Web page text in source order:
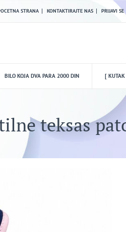
STRANA KONTAKTIRAJTE NAS PRIJAVI SE
BILO KOJA DVA PARA 2000 DIN [ KUTAK
teksas